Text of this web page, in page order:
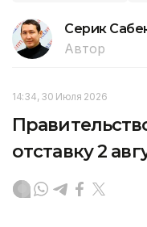
Серик
Автор
14:34, 30 Июля 2026
отставку 2